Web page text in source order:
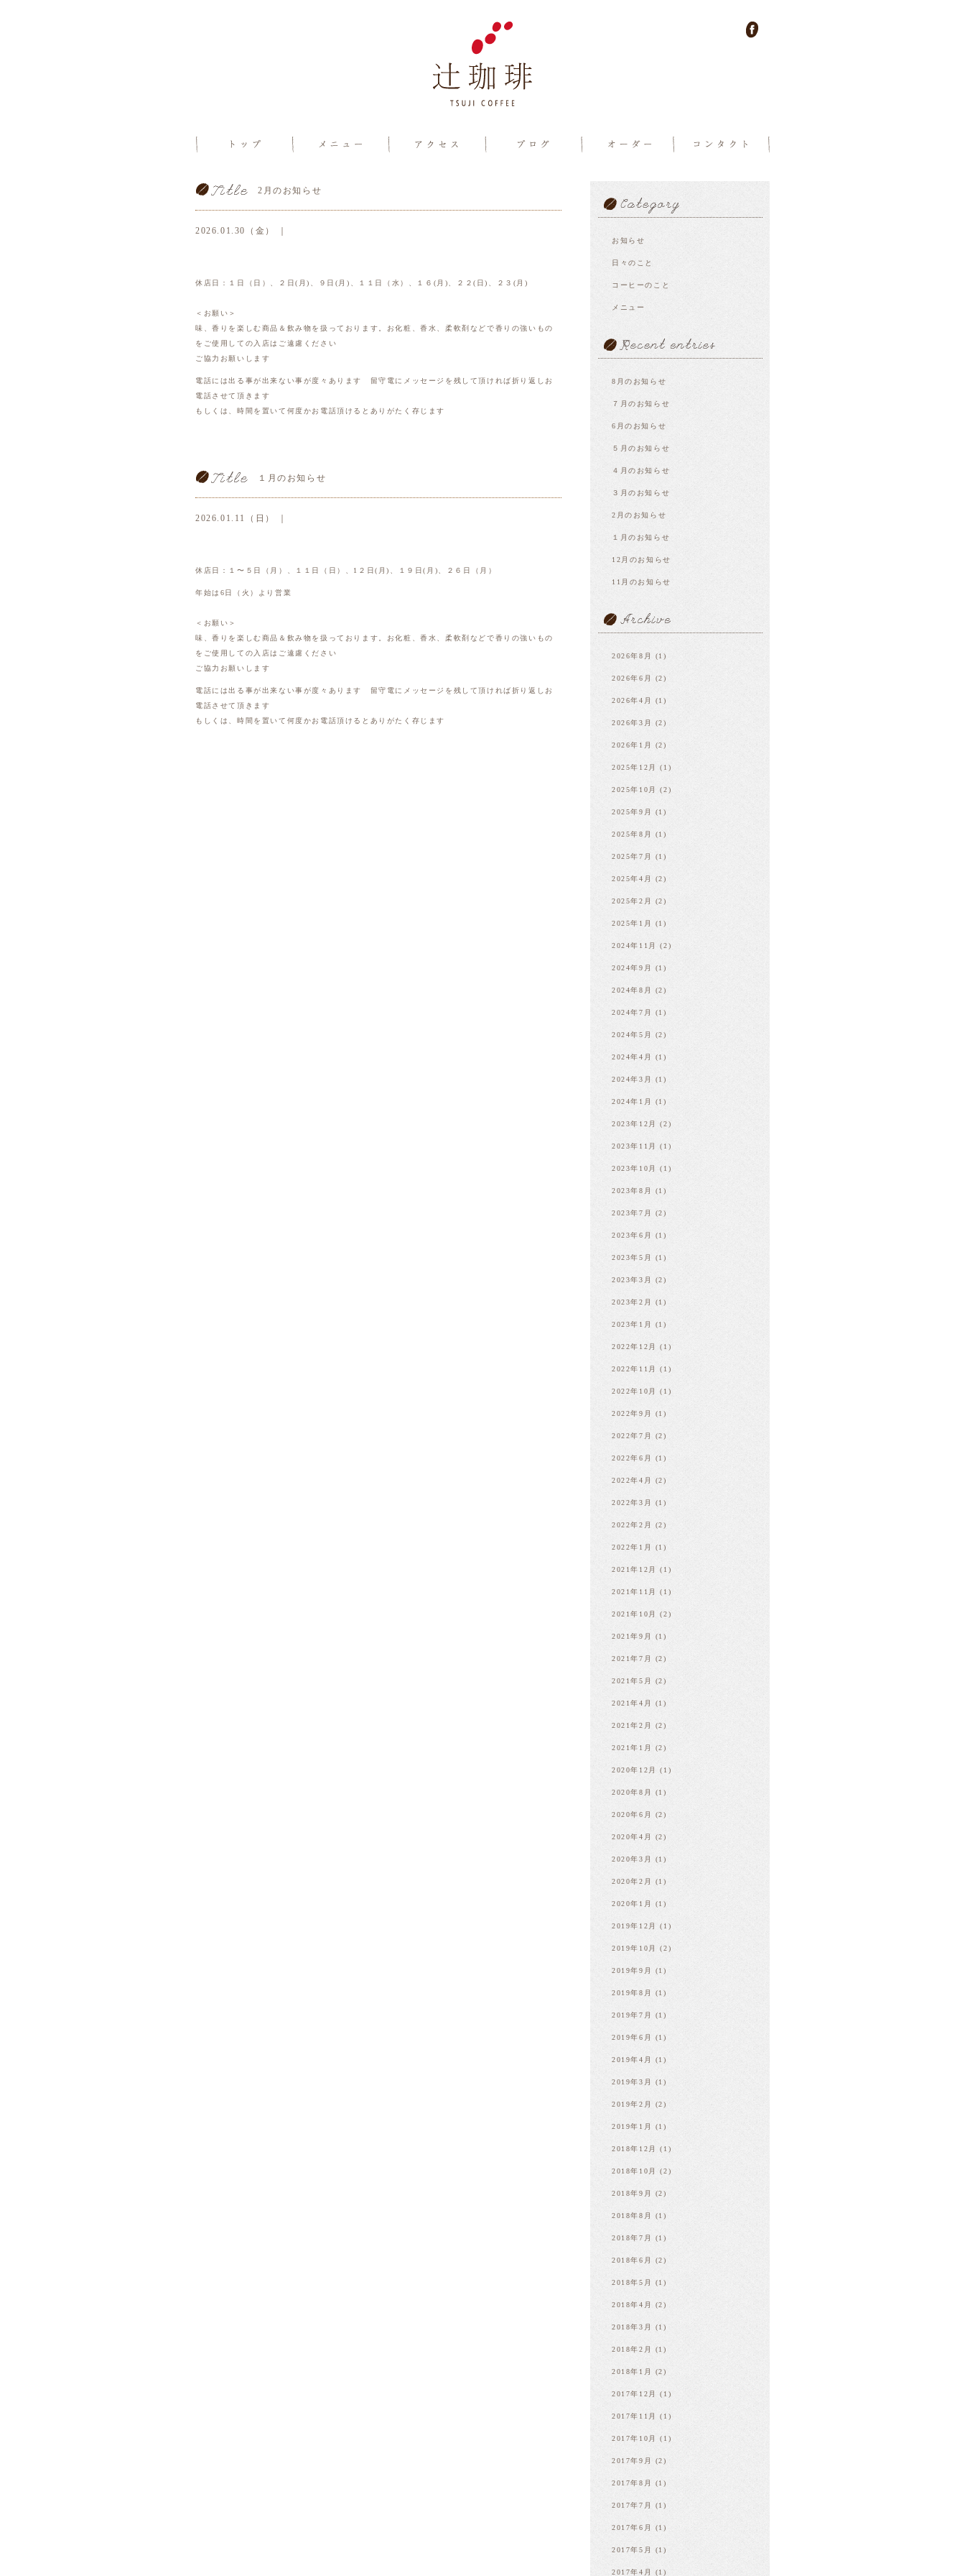
2月のお知らせ
2026.01.30（金） ｜
休店日：１日（日）、２日(月)、９日(月)、１１日（水）、１６(月)、２２(日)、２３(月)
＜お願い＞
味、香りを楽しむ商品＆飲み物を扱っております。お化粧、香水、柔軟剤などで香りの強いもの
をご使用しての入店はご遠慮ください
ご協力お願いします
電話には出る事が出来ない事が度々あります 留守電にメッセージを残して頂ければ折り返しお
電話させて頂きます
もしくは、時間を置いて何度かお電話頂けるとありがたく存じます
１月のお知らせ
2026.01.11（日） ｜
休店日：１〜５日（月）、１１日（日）、1２日(月)、１９日(月)、２６日（月）
年始は6日（火）より営業
＜お願い＞
味、香りを楽しむ商品＆飲み物を扱っております。お化粧、香水、柔軟剤などで香りの強いもの
をご使用しての入店はご遠慮ください
ご協力お願いします
電話には出る事が出来ない事が度々あります 留守電にメッセージを残して頂ければ折り返しお
電話させて頂きます
もしくは、時間を置いて何度かお電話頂けるとありがたく存じます
お知らせ
日々のこと
コーヒーのこと
メニュー
8月のお知らせ
７月のお知らせ
6月のお知らせ
５月のお知らせ
４月のお知らせ
３月のお知らせ
2月のお知らせ
１月のお知らせ
12月のお知らせ
11月のお知らせ
2026年8月 (1)
2026年6月 (2)
2026年4月 (1)
2026年3月 (2)
2026年1月 (2)
2025年12月 (1)
2025年10月 (2)
2025年9月 (1)
2025年8月 (1)
2025年7月 (1)
2025年4月 (2)
2025年2月 (2)
2025年1月 (1)
2024年11月 (2)
2024年9月 (1)
2024年8月 (2)
2024年7月 (1)
2024年5月 (2)
2024年4月 (1)
2024年3月 (1)
2024年1月 (1)
2023年12月 (2)
2023年11月 (1)
2023年10月 (1)
2023年8月 (1)
2023年7月 (2)
2023年6月 (1)
2023年5月 (1)
2023年3月 (2)
2023年2月 (1)
2023年1月 (1)
2022年12月 (1)
2022年11月 (1)
2022年10月 (1)
2022年9月 (1)
2022年7月 (2)
2022年6月 (1)
2022年4月 (2)
2022年3月 (1)
2022年2月 (2)
2022年1月 (1)
2021年12月 (1)
2021年11月 (1)
2021年10月 (2)
2021年9月 (1)
2021年7月 (2)
2021年5月 (2)
2021年4月 (1)
2021年2月 (2)
2021年1月 (2)
2020年12月 (1)
2020年8月 (1)
2020年6月 (2)
2020年4月 (2)
2020年3月 (1)
2020年2月 (1)
2020年1月 (1)
2019年12月 (1)
2019年10月 (2)
2019年9月 (1)
2019年8月 (1)
2019年7月 (1)
2019年6月 (1)
2019年4月 (1)
2019年3月 (1)
2019年2月 (2)
2019年1月 (1)
2018年12月 (1)
2018年10月 (2)
2018年9月 (2)
2018年8月 (1)
2018年7月 (1)
2018年6月 (2)
2018年5月 (1)
2018年4月 (2)
2018年3月 (1)
2018年2月 (1)
2018年1月 (2)
2017年12月 (1)
2017年11月 (1)
2017年10月 (1)
2017年9月 (2)
2017年8月 (1)
2017年7月 (1)
2017年6月 (1)
2017年5月 (1)
2017年4月 (1)